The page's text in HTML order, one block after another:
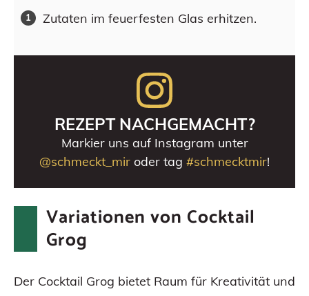
Zutaten im feuerfesten Glas erhitzen.
REZEPT NACHGEMACHT?
Markier uns auf Instagram unter
@schmeckt_mir oder tag #schmecktmir!
Variationen von Cocktail
Grog
Der Cocktail Grog bietet Raum für Kreativität und